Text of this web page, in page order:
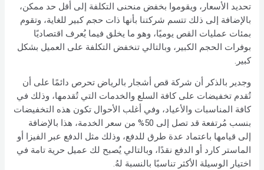
تحديد الأسعار، ويقوموا بخفض منحنى التكلفة إلى أقل حد ممكن،
بالإضافة إلى ذلك تتسم شركتنا بأنها ذات حجم كبير للغاية، وتقوم
بمئات عمليات القص يوميًا، وهو ما يخلق فيما يُعرف اقتصاديًا
بوفرات الحجم الكبير، وبالتالي تنخفض التكلفة على العميل بشكل
كبير.
وجدير بالذكر أن شركة قص أشجار بالرياض تحرص دائمًا على أن
تُقدم تخفيضات على كافة السلع والخدمات التي تُقدمها، وذلك في
كافة المناسبات والأعياد، وفي أغلب الأحوال تكون هذه التخفيضات
بنسب مُرتفعة قد تصل إلى 50% من سعر الخدمة، هذا بالإضافة
إلى قيامها باعتماد عدة طرق للدفع، وذلك مثل الدفع عبر الفيزا أو
الماستر كارد أو الدفع نقدًا، وبالتالي يُصبح لك عميل حرية تامة في
اختيار الوسيلة الأكثر تناسبًا بالنسبة لهُ.